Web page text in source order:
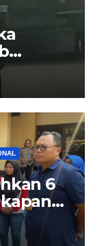
di KM
6